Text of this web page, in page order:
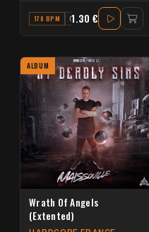
178 BPM G MINOR
1.30 €
ALBUM
Wrath Of Angels
(Extented)